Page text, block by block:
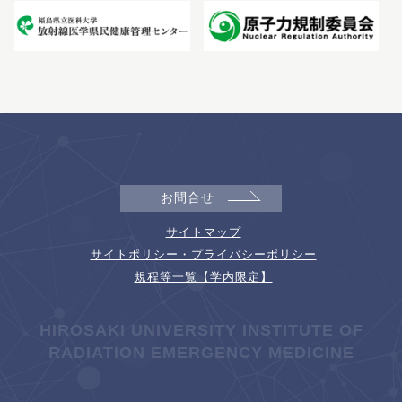
お問合せ
サイトマップ
サイトポリシー・プライバシーポリシー
規程等一覧【学内限定】
HIROSAKI UNIVERSITY INSTITUTE OF
RADIATION EMERGENCY MEDICINE